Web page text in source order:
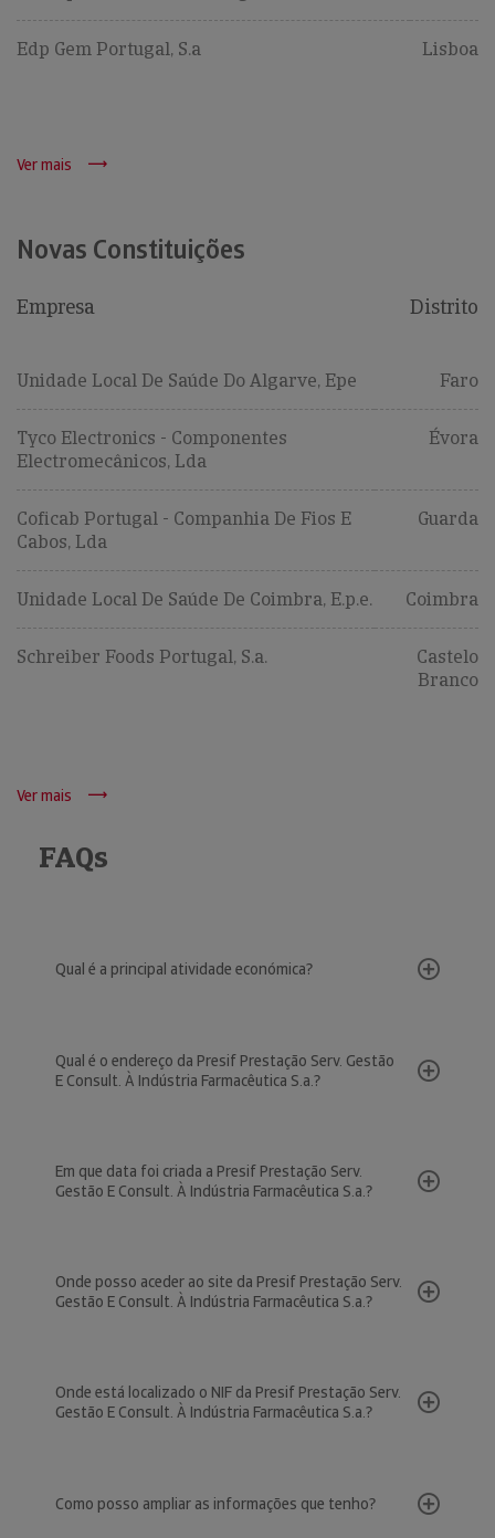
Edp Gem Portugal, S.a Lisboa
Ver mais
Novas Constituições
Empresa Distrito
Unidade Local De Saúde Do Algarve, Epe Faro
Tyco Electronics - Componentes
Electromecânicos, Lda
Évora
Coficab Portugal - Companhia De Fios E
Cabos, Lda
Guarda
Unidade Local De Saúde De Coimbra, E.p.e. Coimbra
Schreiber Foods Portugal, S.a.
Castelo
Branco
Ver mais
FAQs
Qual é a principal atividade económica?
Qual é o endereço da Presif Prestação Serv. Gestão
E Consult. À Indústria Farmacêutica S.a.?
Em que data foi criada a Presif Prestação Serv.
Gestão E Consult. À Indústria Farmacêutica S.a.?
Onde posso aceder ao site da Presif Prestação Serv.
Gestão E Consult. À Indústria Farmacêutica S.a.?
Onde está localizado o NIF da Presif Prestação Serv.
Gestão E Consult. À Indústria Farmacêutica S.a.?
Como posso ampliar as informações que tenho?